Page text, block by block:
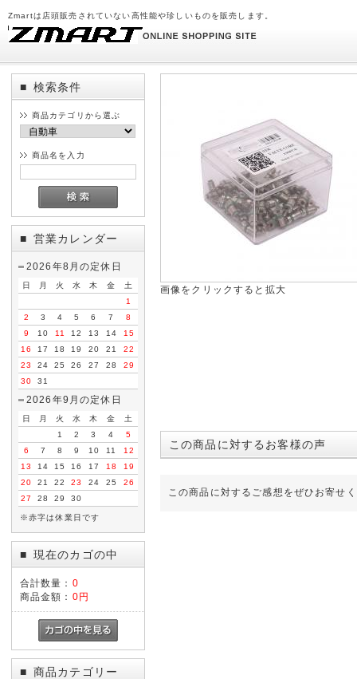
Zmartは店頭販売されていない高性能や珍しいものを販売します。
■ 検索条件
商品カテゴリから選ぶ
商品名を入力
■ 営業カレンダー
2026年8月の定休日
日 月 火 水 木 金
土
1
2
3 4 5 6 7
8
9
10 11 12 13 14
15
16
17 18 19 20 21
22
23
24 25 26 27 28
29
30
31
2026年9月の定休日
日 月 火 水 木 金
土
1
2 3 4
5
6
7 8 9 10 11
12
13
14 15 16 17 18
19
20
21 22 23 24 25
26
27
28 29 30
※赤字は休業日です
■ 現在のカゴの中
合計数量： 0
商品金額： 0円
■ 商品カテゴリー
画像をクリックすると拡大
この商品に対するお客様の声
この商品に対するご感想をぜひお寄せ